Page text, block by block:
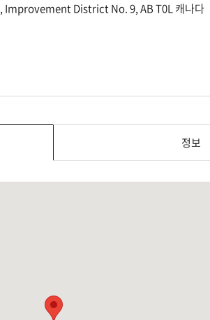
District No. 9, AB T0L 캐나다
정보